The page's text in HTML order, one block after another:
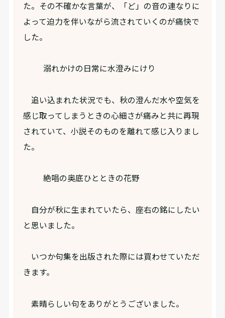
た。その不確かな言葉が、「ど」の音の連なりに
よって迫力を伴いながら流されていくのが痛快で
した。
溺れかけの日常に水澄みにけり
追い込まれた状況でも、秋の澄んだ水や空気を
感じ取ってしまうときの心細さが痛みと共に再現
されていて、小説そのものを離れて感じ入りまし
た。
絶唱の奥底ひとときの花野
自分が秋に生まれていたら、座右の銘にしたい
と思いました。
いつか句集を出版された際には買わせていただ
きます。
素晴らしい句をありがとうございました。